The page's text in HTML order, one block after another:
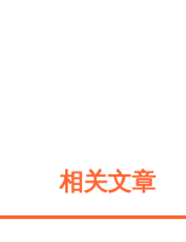
相关文章